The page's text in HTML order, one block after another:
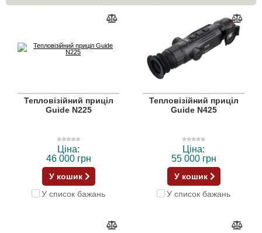
Тепловізійний приціл
Guide N225
Ціна:
46 000 грн
У кошик
У список бажань
Тепловізійний приціл
Guide N425
Ціна:
55 000 грн
У кошик
У список бажань